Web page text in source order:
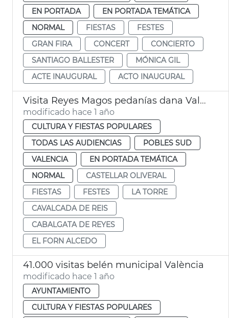
EN PORTADA
EN PORTADA TEMÁTICA
NORMAL
FIESTAS
FESTES
GRAN FIRA
CONCERT
CONCIERTO
SANTIAGO BALLESTER
MÓNICA GIL
ACTE INAUGURAL
ACTO INAUGURAL
Visita Reyes Magos pedanías dana València
modificado hace 1 año
CULTURA Y FIESTAS POPULARES
TODAS LAS AUDIENCIAS
POBLES SUD
VALENCIA
EN PORTADA TEMÁTICA
NORMAL
CASTELLAR OLIVERAL
FIESTAS
FESTES
LA TORRE
CAVALCADA DE REIS
CABALGATA DE REYES
EL FORN ALCEDO
41.000 visitas belén municipal València
modificado hace 1 año
AYUNTAMIENTO
CULTURA Y FIESTAS POPULARES